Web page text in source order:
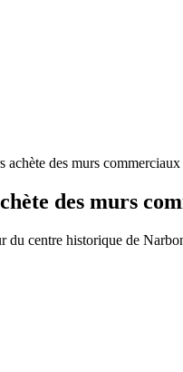
achète des murs commerciaux
des murs
centre historique de